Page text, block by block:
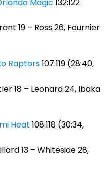
19 – Ross 26, Fournier
Raptors107:119 (28:40,
18 – Leonard 24, Ibaka
Heat 108:118 (30:34,
13 – Whiteside 28,